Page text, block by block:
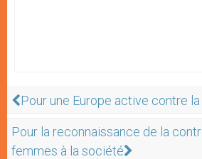
Pour une Europe active contre
Pour la reconnaissance de la
femmes à la société